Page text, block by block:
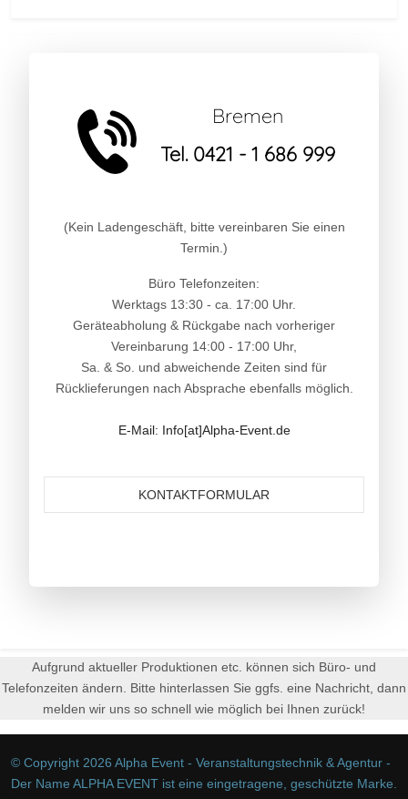
Bremen
Tel. 0421 - 1 686 999
(Kein Ladengeschäft, bitte vereinbaren Sie einen
Termin.)
Büro Telefonzeiten:
Werktags 13:30 - ca. 17:00 Uhr.
Geräteabholung & Rückgabe nach vorheriger
Vereinbarung 14:00 - 17:00 Uhr,
Sa. & So. und abweichende Zeiten sind für
Rücklieferungen nach Absprache ebenfalls möglich.
E-Mail: Info[at]Alpha-Event.de
KONTAKTFORMULAR
Aufgrund aktueller Produktionen etc. können sich Büro- und
Telefonzeiten ändern. Bitte hinterlassen Sie ggfs. eine Nachricht, dann
melden wir uns so schnell wie möglich bei Ihnen zurück!
© Copyright 2026 Alpha Event - Veranstaltungstechnik & Agentur -
Der Name ALPHA EVENT ist eine eingetragene, geschützte Marke.